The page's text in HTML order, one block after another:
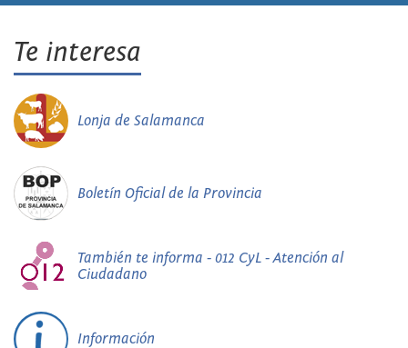
Te interesa
Lonja de Salamanca
Boletín Oficial de la Provincia
También te informa - 012 CyL - Atención al
Ciudadano
Información